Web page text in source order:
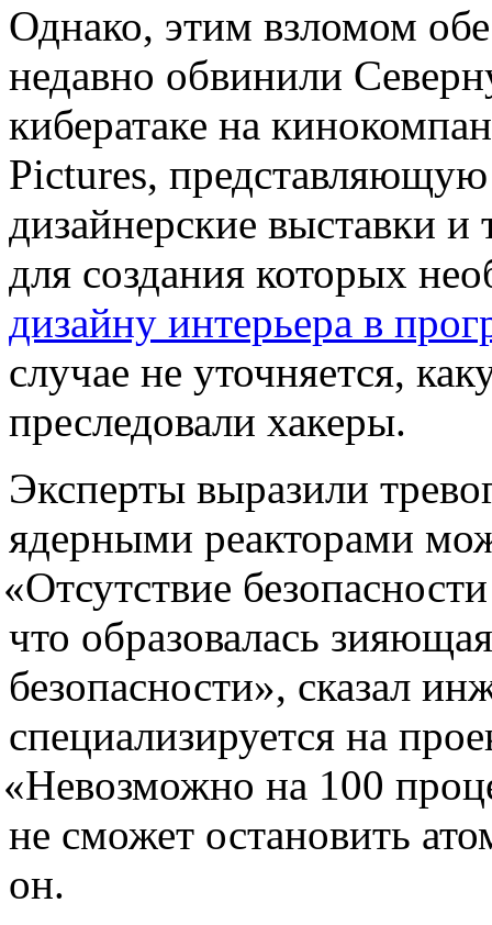
Однако, этим взломом
недавно обвинили
кибератаке на
Pictures,
дизайнерские выставки
для создания которых
дизайну интерьера в
случае не уточняется,
преследовали хакеры.
Эксперты выразили
ядерными реакторами
«Отсутствие
что образовалась
безопасности», сказал
специализируется на
«Невозможно на 100
не сможет остановить
он.